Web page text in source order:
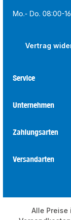
Mo.- Do. 08:00-
Vertrag
Service
Unternehmen
Zahlungsarten
Versandarten
Alle